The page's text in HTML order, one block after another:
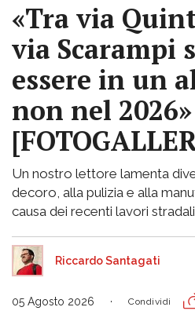
«Tra via
via Scarampi
essere in un
non nel 2026»
Un nostro lettore lamenta
decoro, alla pulizia e alla
causa dei recenti lavori stradali
Riccardo Santagati
05 Agosto 2026 Condividi